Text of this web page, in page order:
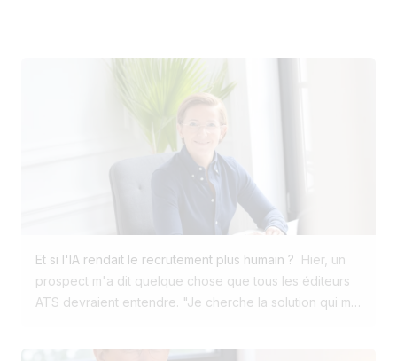
Et si l'IA rendait le recrutement plus humain ? Hier, un
prospect m'a dit quelque chose que tous les éditeurs
ATS devraient entendre. "Je cherche la solution qui me